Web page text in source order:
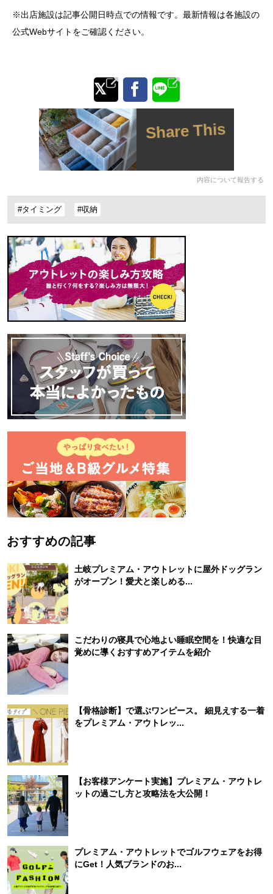
※出店施設は記事公開日時点での情報です。最新情報は各施設の
公式Webサイトをご確認ください。
Share This
内容について報告する
#タイミング #収納
おすすめの記事
土岐プレミアム・アウトレットに屋外ドッグラン
がオープン！愛犬と楽しめる...
こだわりの寝具で心地よい睡眠空間を！快適な目
覚めに導くおすすめアイテムを紹介
【骨格診断】で選ぶワンピース。 細見えする一着
をプレミアム・アウトレッ...
【お客様アンケート実施】プレミアム・アウトレ
ットの過ごし方と攻略法を大公開！
プレミアム・アウトレットでゴルフウェアをお得
にGet！人気ブランドのお...